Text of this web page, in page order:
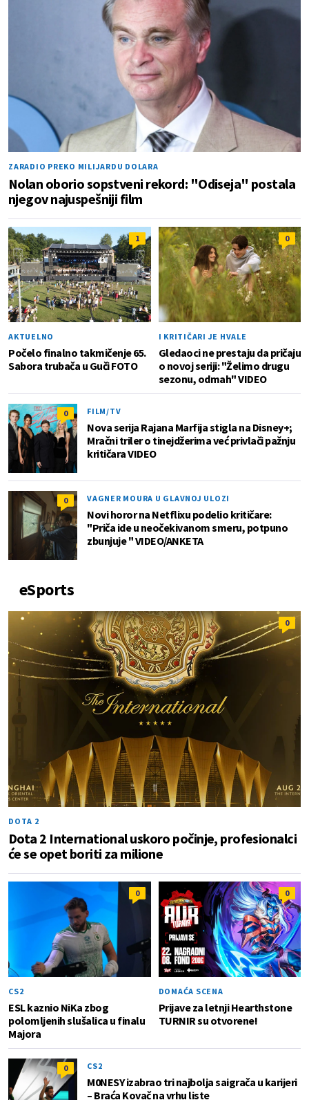
ZARADIO PREKO MILIJARDU DOLARA
Nolan oborio sopstveni rekord: "Odiseja" postala
njegov najuspešniji film
1
AKTUELNO
Počelo finalno takmičenje 65.
Sabora trubača u Guči FOTO
0
I KRITIČARI JE HVALE
Gledaoci ne prestaju da pričaju
o novoj seriji: "Želimo drugu
sezonu, odmah" VIDEO
0 FILM/TV
Nova serija Rajana Marfija stigla na Disney+;
Mračni triler o tinejdžerima već privlači pažnju
kritičara VIDEO
0 VAGNER MOURA U GLAVNOJ ULOZI
Novi horor na Netflixu podelio kritičare:
"Priča ide u neočekivanom smeru, potpuno
zbunjuje " VIDEO/ANKETA
eSports
0
DOTA 2
Dota 2 International uskoro počinje, profesionalci
će se opet boriti za milione
0
CS2
ESL kaznio NiKa zbog
polomljenih slušalica u finalu
Majora
0
DOMAĆA SCENA
Prijave za letnji Hearthstone
TURNIR su otvorene!
0 CS2
M0NESY izabrao tri najbolja saigrača u karijeri
– Braća Kovač na vrhu liste